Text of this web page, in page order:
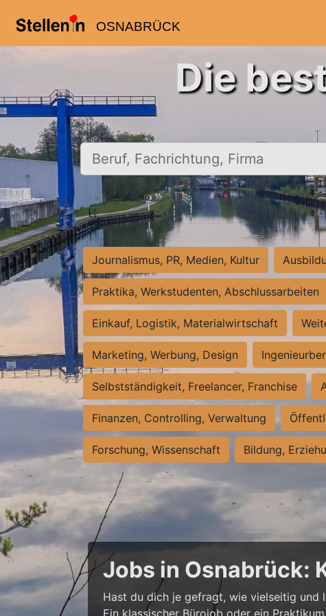
OSNABRÜCK
Die
Beruf, Fachrichtung, Firma
Journalismus, PR, Medien, Kultur
Praktika, Werkstudenten, Abschlussarbeiten
Einkauf, Logistik, Materialwirtschaft
Marketing, Werbung, Design
Selbstständigkeit, Freelancer, Franchise
Finanzen, Controlling, Verwaltung
Forschung, Wissenschaft Bildung,
Jobs in Osnabrück:
Hast du dich je gefragt, wie vielseitig und